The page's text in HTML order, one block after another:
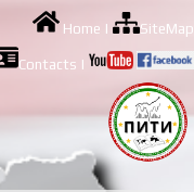
Home | SiteMap
Contacts |